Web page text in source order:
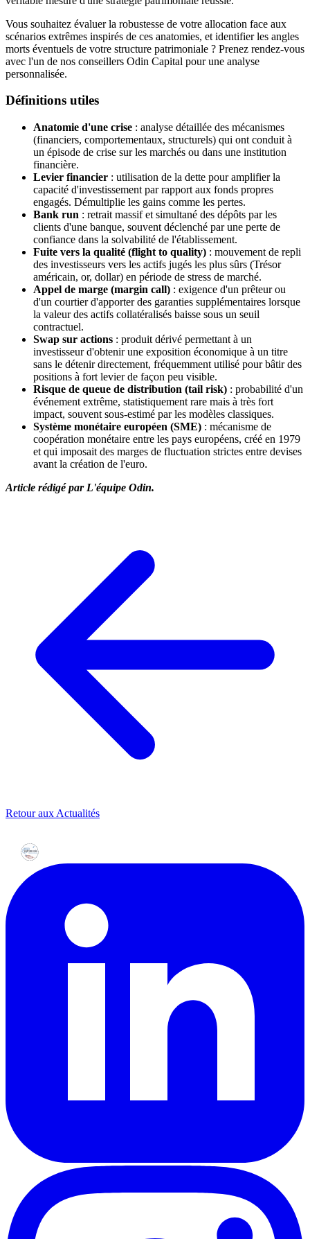
Vous souhaitez évaluer la robustesse de votre allocation face aux
scénarios extrêmes inspirés de ces anatomies, et identifier les angles
morts éventuels de votre structure patrimoniale ? Prenez rendez-vous
avec l'un de nos conseillers Odin Capital pour une analyse
personnalisée.
Définitions utiles
Anatomie d'une crise : analyse détaillée des mécanismes
(financiers, comportementaux, structurels) qui ont conduit à
un épisode de crise sur les marchés ou dans une institution
financière.
Levier financier : utilisation de la dette pour amplifier la
capacité d'investissement par rapport aux fonds propres
engagés. Démultiplie les gains comme les pertes.
Bank run : retrait massif et simultané des dépôts par les
clients d'une banque, souvent déclenché par une perte de
confiance dans la solvabilité de l'établissement.
Fuite vers la qualité (flight to quality) : mouvement de repli
des investisseurs vers les actifs jugés les plus sûrs (Trésor
américain, or, dollar) en période de stress de marché.
Appel de marge (margin call) : exigence d'un prêteur ou
d'un courtier d'apporter des garanties supplémentaires lorsque
la valeur des actifs collatéralisés baisse sous un seuil
contractuel.
Swap sur actions : produit dérivé permettant à un
investisseur d'obtenir une exposition économique à un titre
sans le détenir directement, fréquemment utilisé pour bâtir des
positions à fort levier de façon peu visible.
Risque de queue de distribution (tail risk) : probabilité d'un
événement extrême, statistiquement rare mais à très fort
impact, souvent sous-estimé par les modèles classiques.
Système monétaire européen (SME) : mécanisme de
coopération monétaire entre les pays européens, créé en 1979
et qui imposait des marges de fluctuation strictes entre devises
avant la création de l'euro.
Article rédigé par L'équipe Odin.
Retour aux Actualités